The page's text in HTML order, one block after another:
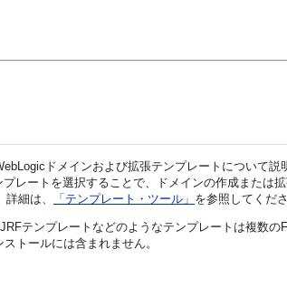
ドメインおよび拡張テンプレートについて説
プレートを選択することで、ドメインの作成または
細は、
「テンプレート・ツール」 を参照してくださ
テンプレートなどのようなテンプレートは複数
トールには含まれません。